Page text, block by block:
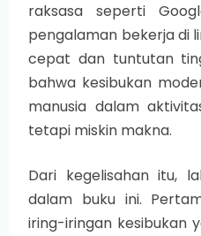
raksasa seperti
pengalaman bekerja di
cepat dan tuntutan
bahwa kesibukan
manusia dalam
tetapi miskin makna.
Dari kegelisahan itu,
dalam buku ini.
iring-iringan kesibukan